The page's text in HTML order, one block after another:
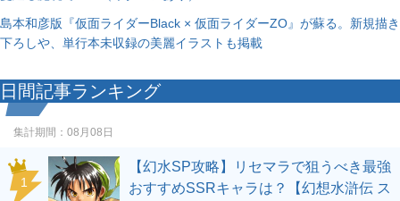
島本和彦版『仮面ライダーBlack × 仮面ライダーZO』が蘇る。新規描き
下ろしや、単行本未収録の美麗イラストも掲載
日間記事ランキング
集計期間： 08月08日
1
【幻水SP攻略】リセマラで狙うべき最強
おすすめSSRキャラは？【幻想水滸伝 ス